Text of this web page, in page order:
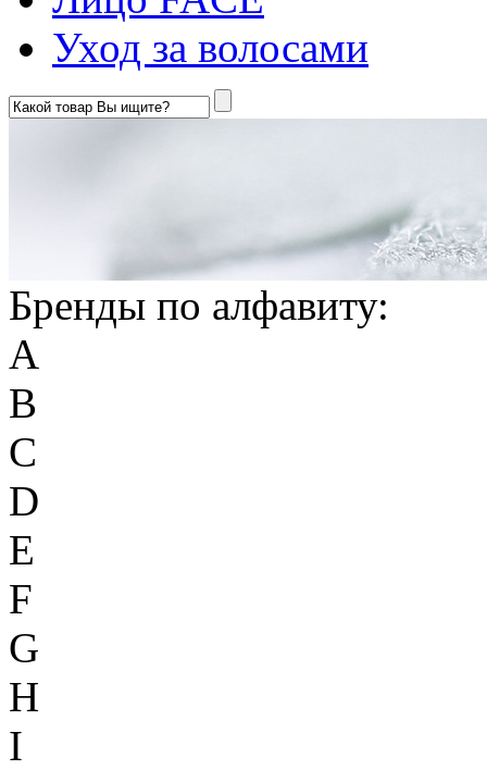
Уход за волосами
Бренды по алфавиту:
A
B
C
D
E
F
G
H
I